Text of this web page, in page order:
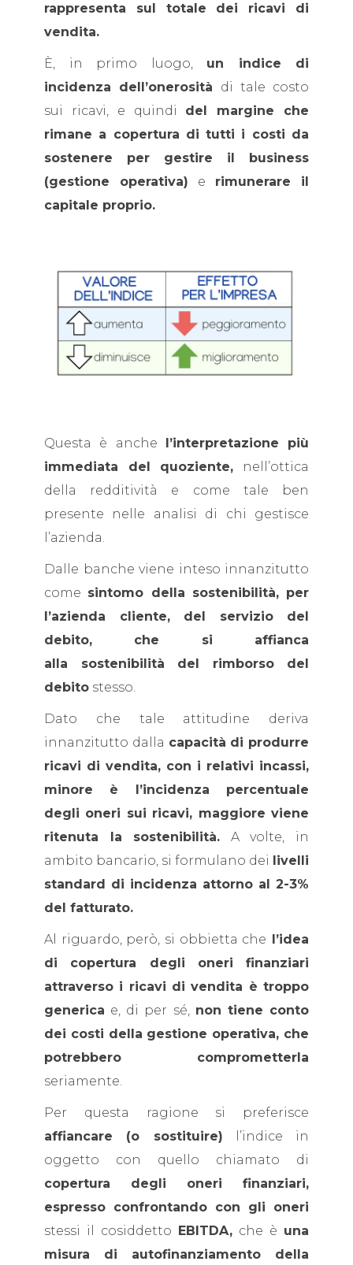
rappresenta sul totale dei ricavi di
vendita.
È, in primo luogo, un indice di
incidenza dell’onerosità di tale costo
sui ricavi, e quindi del margine che
rimane a copertura di tutti i costi da
sostenere per gestire il business
(gestione operativa) e rimunerare il
capitale proprio.
Questa è anche
l’interpretazione più
immediata del quoziente, nell’ottica
della redditività e come tale ben
presente nelle analisi di chi gestisce
l’azienda.
Dalle banche viene inteso innanzitutto
come sintomo della sostenibilità, per
l’azienda cliente, del servizio del
debito, che si affianca
alla sostenibilità del rimborso del
debito stesso.
Dato che tale attitudine deriva
innanzitutto dalla capacità di produrre
ricavi di vendita, con i relativi incassi,
minore è l’incidenza percentuale
degli oneri sui ricavi, maggiore viene
ritenuta la sostenibilità. A volte, in
ambito bancario, si formulano dei
livelli
standard di incidenza attorno al 2-3%
del fatturato.
Al riguardo, però, si obbietta che l’idea
di copertura degli oneri finanziari
attraverso i ricavi di vendita è troppo
generica e, di per sé, non tiene conto
dei costi della gestione operativa, che
potrebbero comprometterla
seriamente.
Per questa ragione si preferisce
affiancare (o sostituire) l’indice in
oggetto con quello chiamato di
copertura degli oneri finanziari,
espresso confrontando con gli oneri
stessi il cosiddetto
EBITDA, che è una
misura di autofinanziamento della